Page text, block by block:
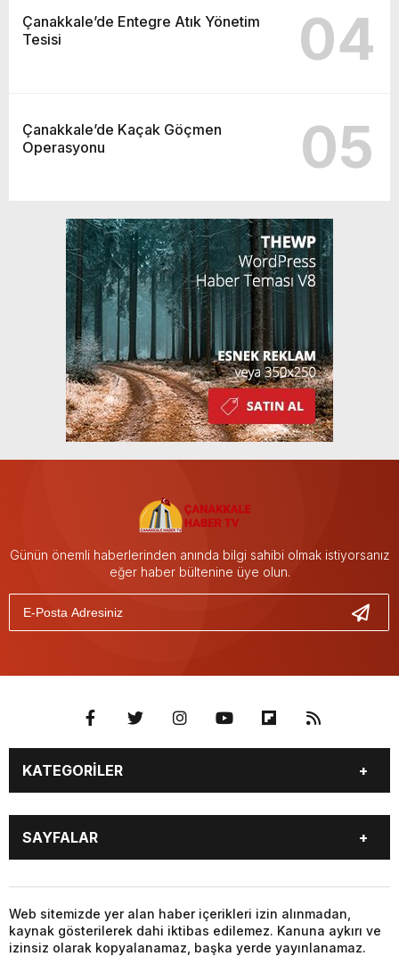
Çanakkale’de Entegre Atık Yönetim
Tesisi
04
Çanakkale’de Kaçak Göçmen
Operasyonu
05
Günün önemli haberlerinden anında bilgi sahibi olmak istiyorsanız
eğer haber bültenine üye olun.
KATEGORİLER
GÜNDEM
SEKTÖR ÖZEL
DÜNYA
EKONOMİ
SPOR
SAYFALAR
DÜNYA
SİYASET
EKONOMİ
SPOR
Web sitemizde yer alan haber içerikleri izin alınmadan,
kaynak gösterilerek dahi iktibas edilemez. Kanuna aykırı ve
izinsiz olarak kopyalanamaz, başka yerde yayınlanamaz.